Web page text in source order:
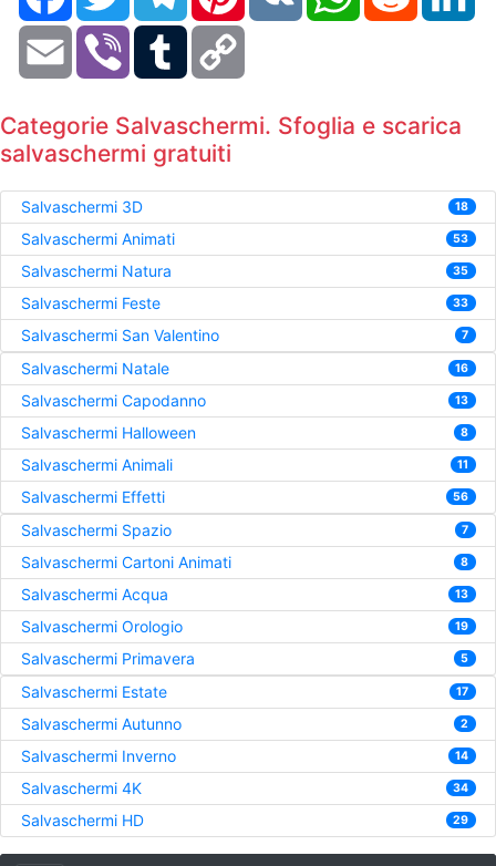
Email Viber Tumblr
Categorie Salvaschermi. Sfoglia e scarica
salvaschermi gratuiti
Salvaschermi 3D 18
Salvaschermi Animati 53
Salvaschermi Natura 35
Salvaschermi Feste 33
Salvaschermi San Valentino 7
Salvaschermi Natale 16
Salvaschermi Capodanno 13
Salvaschermi Halloween 8
Salvaschermi Animali 11
Salvaschermi Effetti 56
Salvaschermi Spazio 7
Salvaschermi Cartoni Animati 8
Salvaschermi Acqua 13
Salvaschermi Orologio 19
Salvaschermi Primavera 5
Salvaschermi Estate 17
Salvaschermi Autunno 2
Salvaschermi Inverno 14
Salvaschermi 4K 34
Salvaschermi HD 29